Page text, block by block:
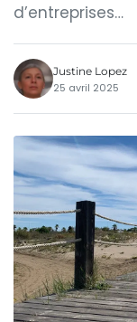
d’entreprises…
Justine Lopez
25 avril 2025